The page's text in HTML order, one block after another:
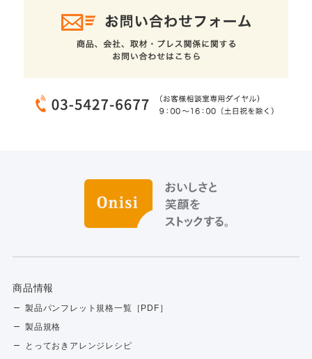
商品情報
製品パンフレット規格一覧［PDF］
製品規格
とっておきアレンジレシピ